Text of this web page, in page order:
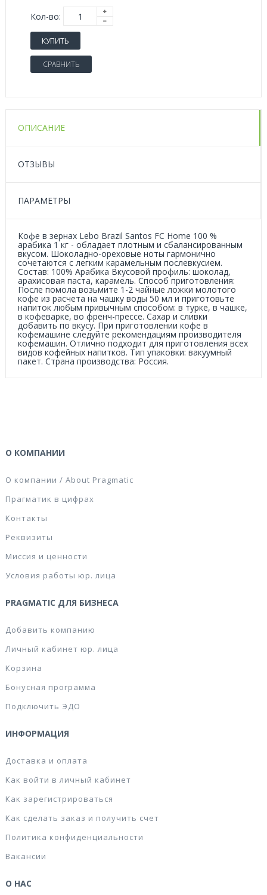
Кол-во:
КУПИТЬ
СРАВНИТЬ
ОПИСАНИЕ
ОТЗЫВЫ
ПАРАМЕТРЫ
Кофе в зернах Lebo Brazil Santos FC Home 100 %
арабика 1 кг - обладает плотным и сбалансированным
вкусом. Шоколадно-ореховые ноты гармонично
сочетаются с легким карамельным послевкусием.
Состав: 100% Арабика Вкусовой профиль: шоколад,
арахисовая паста, карамель. Способ приготовления:
После помола возьмите 1-2 чайные ложки молотого
кофе из расчета на чашку воды 50 мл и приготовьте
напиток любым привычным способом: в турке, в чашке,
в кофеварке, во френч-прессе. Сахар и сливки
добавить по вкусу. При приготовлении кофе в
кофемашине следуйте рекомендациям производителя
кофемашин. Отлично подходит для приготовления всех
видов кофейных напитков. Тип упаковки: вакуумный
пакет. Страна производства: Россия.
О КОМПАНИИ
О компании / About Pragmatic
Прагматик в цифрах
Контакты
Реквизиты
Миссия и ценности
Условия работы юр. лица
PRAGMATIC ДЛЯ БИЗНЕСА
Добавить компанию
Личный кабинет юр. лица
Корзина
Бонусная программа
Подключить ЭДО
ИНФОРМАЦИЯ
Доставка и оплата
Как войти в личный кабинет
Как зарегистрироваться
Как сделать заказ и получить счет
Политика конфиденциальности
Вакансии
О НАС